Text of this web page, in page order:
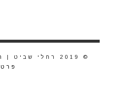
© 2019 רחלי שביט |